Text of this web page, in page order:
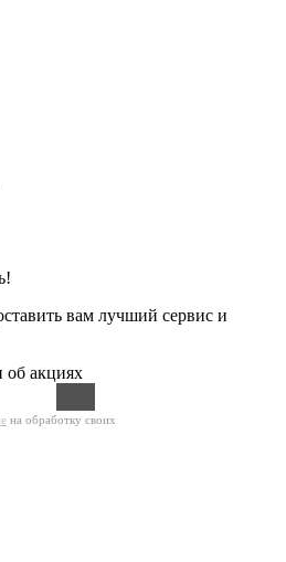
вам лучший сервис и
об акциях
на обработку своих